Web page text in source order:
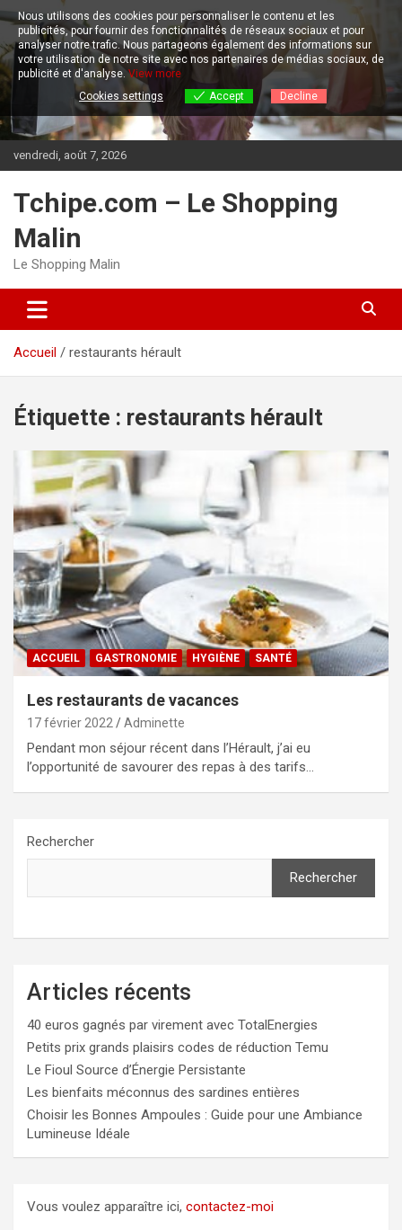
Aller
au
contenu
vendredi, août 7, 2026
Tchipe.com – Le Shopping
Malin
Le Shopping Malin
Accueil restaurants hérault
Étiquette : restaurants hérault
ACCUEIL GASTRONOMIE HYGIÈNE SANTÉ
Les restaurants de vacances
17 février 2022 Adminette
Pendant mon séjour récent dans l’Hérault, j’ai eu
l’opportunité de savourer des repas à des tarifs…
Rechercher
Rechercher
Articles récents
40 euros gagnés par virement avec TotalEnergies
Petits prix grands plaisirs codes de réduction Temu
Le Fioul Source d’Énergie Persistante
Les bienfaits méconnus des sardines entières
Choisir les Bonnes Ampoules : Guide pour une Ambiance
Lumineuse Idéale
Vous voulez apparaître ici, contactez-moi
Nous utilisons des cookies pour personnaliser le contenu et les
publicités, pour fournir des fonctionnalités de réseaux sociaux et pour
analyser notre trafic.Nous partageons également des informations sur
votre utilisation de notre site avec nos partenaires de médias sociaux, de
publicité et d'analyse. View more
Cookies settings
Accept Decline